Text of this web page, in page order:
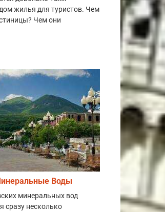
жилья для туристов. Чем
Чем они
Воды
минеральных вод
сразу несколько